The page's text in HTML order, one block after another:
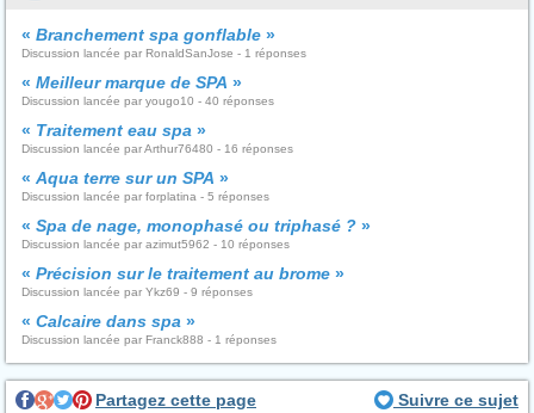
« Branchement spa gonflable »
Discussion lancée par RonaldSanJose - 1 réponses
« Meilleur marque de SPA »
Discussion lancée par yougo10 - 40 réponses
« Traitement eau spa »
Discussion lancée par Arthur76480 - 16 réponses
« Aqua terre sur un SPA »
Discussion lancée par forplatina - 5 réponses
« Spa de nage, monophasé ou triphasé ? »
Discussion lancée par azimut5962 - 10 réponses
« Précision sur le traitement au brome »
Discussion lancée par Ykz69 - 9 réponses
« Calcaire dans spa »
Discussion lancée par Franck888 - 1 réponses
Partagez cette page Suivre ce sujet